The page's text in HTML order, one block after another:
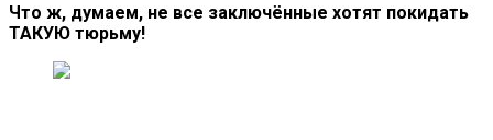
Что ж, думаем, не все заключённые хотят покидать
ТАКУЮ тюрьму!